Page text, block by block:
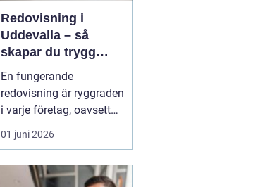
Redovisning i
Uddevalla – så
skapar du trygg
ekonomi i företaget
En fungerande
redovisning är ryggraden
i varje företag, oavsett
om verksamheten är
enmansfirma eller
När siffrorna stämmer
01 juni 2026